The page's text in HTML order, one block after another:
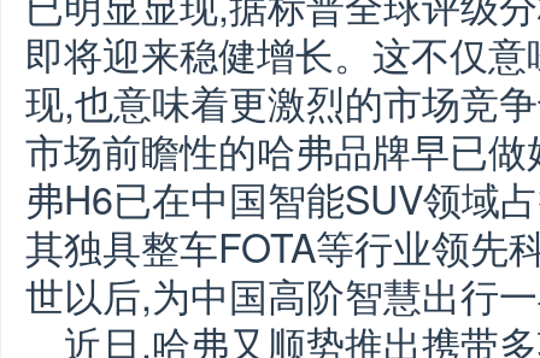
即将迎来稳健增长。这不仅
现,也意味着更激烈的市场竞
市场前瞻性的哈弗品牌早已
弗H6已在中国智能SUV领域
其独具整车FOTA等行业领先
世以后,为中国高阶智慧出行
近日,哈弗又顺势推出携带